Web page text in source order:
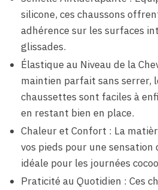
silicone, ces chaussons
adhérence sur les surfaces
glissades.
Élastique au Niveau de la
maintien parfait sans serrer,
chaussettes sont faciles à
en restant bien en place.
Chaleur et Confort : La
vos pieds pour une
idéale pour les journées
Praticité au Quotidien : Ces